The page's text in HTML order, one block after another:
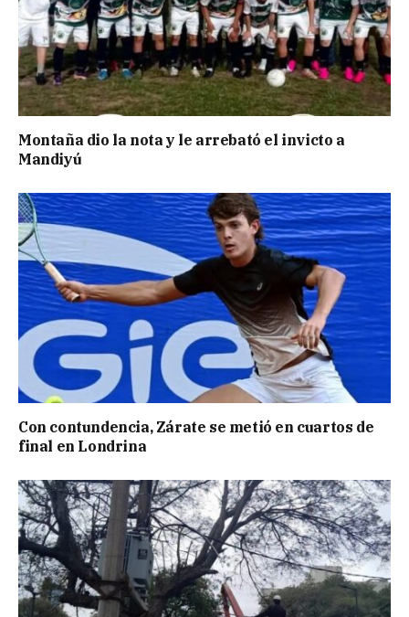
Montaña dio la nota y le arrebató el invicto a
Mandiyú
Con contundencia, Zárate se metió en cuartos de
final en Londrina